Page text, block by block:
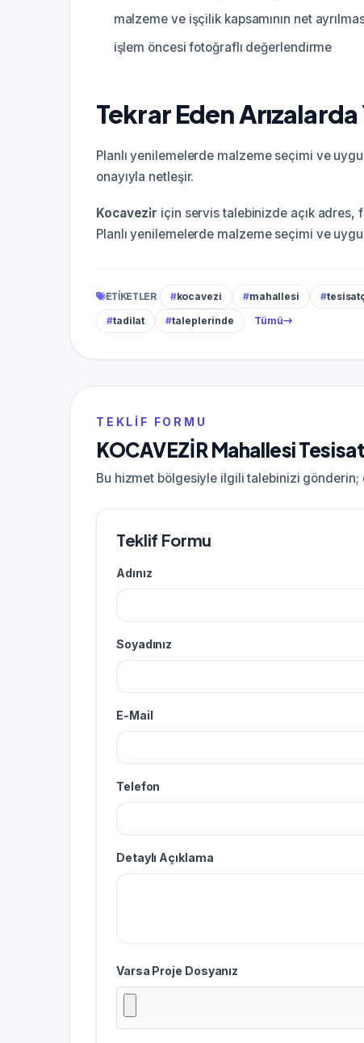
malzeme ve işçilik kapsamının net
işlem öncesi fotoğraflı değerlendirme
Tekrar Eden Arızalarda
Planlı yenilemelerde malzeme seçimi ve
onayıyla netleşir.
Kocavezi̇r için servis talebinizde açık adres,
Planlı yenilemelerde malzeme seçimi ve
ETIKETLER #kocavezi #mahallesi #
#tadilat #taleplerinde Tümü
TEKLIF FORMU
KOCAVEZİR Mahallesi
Bu hizmet bölgesiyle ilgili talebinizi gönderin;
Teklif Formu
Adınız
Soyadınız
E-Mail
Telefon
Detaylı Açıklama
Varsa Proje Dosyanız